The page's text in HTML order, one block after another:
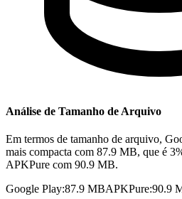
Análise de Tamanho de Arquivo
Em termos de tamanho de arquivo,
mais compacta com 87.9 MB, que é
APKPure com 90.9 MB.
Google Play:87.9 MBAPKPure:90.9